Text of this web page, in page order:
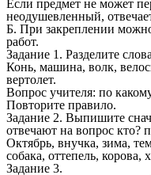
Если предмет не может
неодушевленный,
Б. При закреплении
работ.
Задание 1. Разделите
Конь, машина, волк,
вертолет.
Вопрос учителя: по
Повторите правило.
Задание 2. Выпишите
отвечают на вопрос кто?
Октябрь, внучка, зима,
собака, оттепель,
Задание 3.